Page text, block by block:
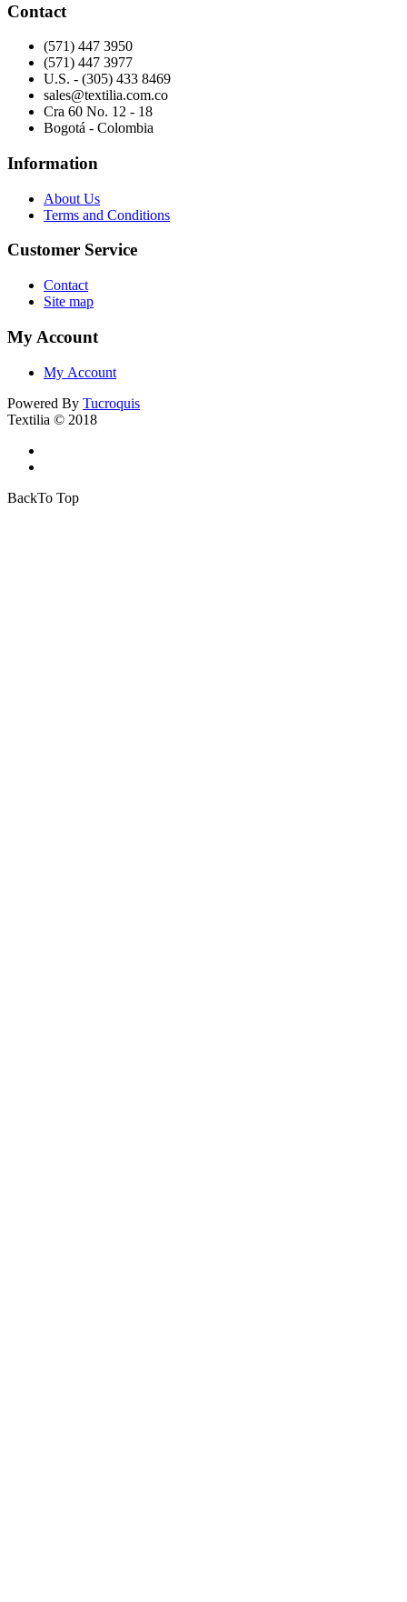
Contact
(571) 447 3950
(571) 447 3977
U.S. - (305) 433 8469
sales@textilia.com.co
Cra 60 No. 12 - 18
Bogotá - Colombia
Information
About Us
Terms and Conditions
Customer Service
Contact
Site map
My Account
My Account
Powered By Tucroquis
Textilia © 2018
BackTo Top